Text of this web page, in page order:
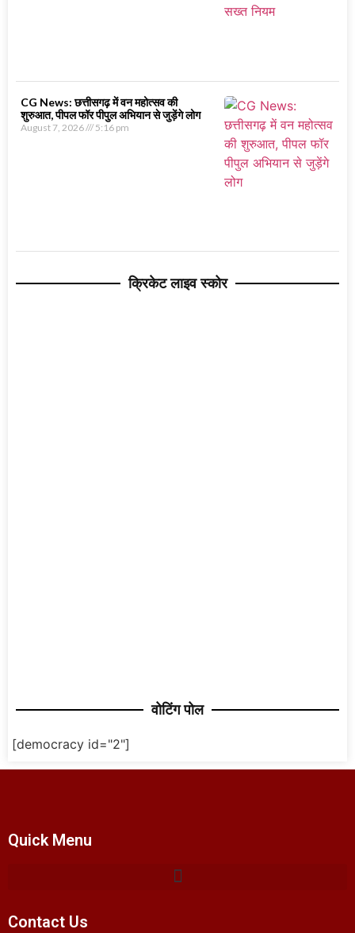
CG News: छत्तीसगढ़ में वन महोत्सव की
शुरुआत, पीपल फॉर पीपुल अभियान से जुड़ेंगे लोग
August 7, 2026 5:16 pm
क्रिकेट लाइव स्कोर
वोटिंग पोल
[democracy id="2"]
Quick Menu
Contact Us